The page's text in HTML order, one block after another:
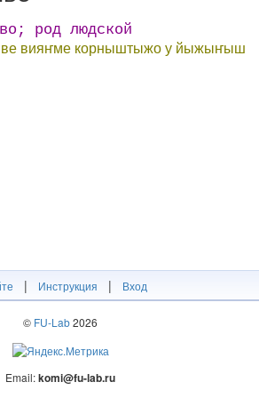
род людской
вияҥме корныштыжо у йыжыҥыш
| Инструкция | Вход
© FU-Lab2026
Email:komi@fu-lab.ru